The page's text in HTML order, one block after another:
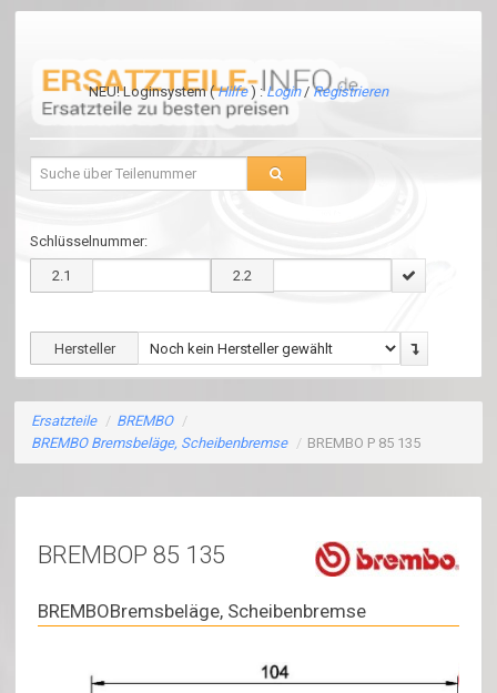
NEU! Loginsystem (Hilfe) :Login /Registrieren
Schlüsselnummer:
2.1 2.2
Hersteller
Ersatzteile / BREMBO /
BREMBO Bremsbeläge, Scheibenbremse / BREMBO P 85 135
BREMBOP 85 135
BREMBOBremsbeläge, Scheibenbremse